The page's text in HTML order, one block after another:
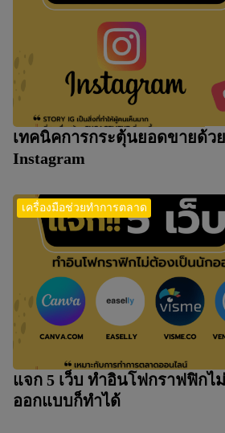
เทคนิคการกระตุ้นยอดขายด้ว
Instagram
เครื่องมือช่วยทำการตลาด
แจก 5 เว็บ ทำอินโฟกราฟฟิกไ
ออกแบบก็ทำได้